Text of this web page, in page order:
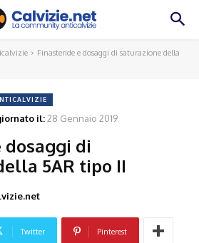
Finasteride e dosaggi di saturazione della
il:28 Gennaio 2019
dosaggi di
5AR tipo II
Twitter Pinterest